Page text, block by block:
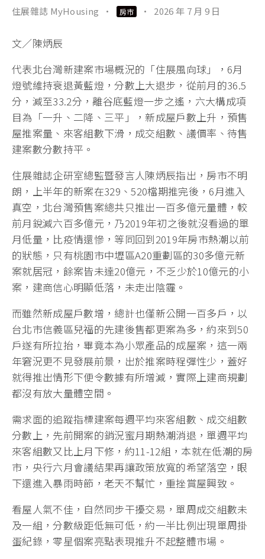
住展雜誌 MyHousing · 房市 · 2026 年 7 月 9 日
文／陳炳辰
代表北台灣新建案市場概況的「住展風向球」，6月
燈號維持衰退黃藍燈，分數上大退步，從前月的36.5
分，減至33.2分，離谷底藍燈一步之遙，六大構成項
目為「一升、二降、三平」，新成屋戶數上升，預售
屋推案量、來客組數下滑，成交組數、議價率、待售
建案數分數持平。
住展雜誌企研室總監暨發言人陳炳辰指出，房市不明
朗，上半年的新案在329、520檔期推完後，6月進入
真空，北台灣預售案總共只推出一百多億元量體，較
前月銳減六百多億元，乃2019年初之後就沒看過的單
月低量，比疫情還慘，等同回到2019年房市熱潮以前
的狀態，只有桃園市中壢區A20重劃區的30多億元新
案就居冠，餘案皆未達20億元，不乏少於10億元的小
案，建商信心明顯低落，未走出陰霾。
而雖然新成屋戶數增，總計也僅新公開一百多戶，以
台北市信義區兒福的先建後售都更案為多，約來到50
戶遂有所拉抬，畢竟本為小眾產品的成屋案，這一兩
年窘況更不見發展前景，出於推案時程彈性少，蓋好
就得推出情形下便令數據有所增減，實際上建商規劃
都沒有放大量體空間。
需求面的追蹤指標建案每週平均來客組數、成交組數
分數上，先前開案的銷況蜜月期熱潮消退，單週平均
來客組數又比上月下修，約11-12組，本就在低潮的房
市，央行六月會議結果再讓政策放寬的希望落空，眼
下還進入暴雨時節，老天不幫忙，重挫賞屋興致。
看屋人氣不佳，自然同步干擾交易，單周成交組數未
及一組，分數級距低無可低，約一半比例出現單周掛
蛋紀錄，零星個案亮點表現推升不起整體市場。